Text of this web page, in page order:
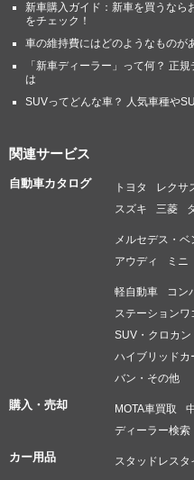
新車購入ガイド：新車を買うなら
をチェック！
車の維持費にはどのようなものが
「新車ディーラー」って何？ 正
は
SUVってどんな車？ 人気車種や
関連サービス
自動車カタログ トヨタ レクサ
スズキ
三菱
メルセデス・ベ
アウディ
ミニ
軽自動車 コン
ステーション
SUV・クロカン
ハイブリッドカ
バン・その他
購入・売却 MOTA車買取
ディーラー検索
カー用品 スタッドレスタ